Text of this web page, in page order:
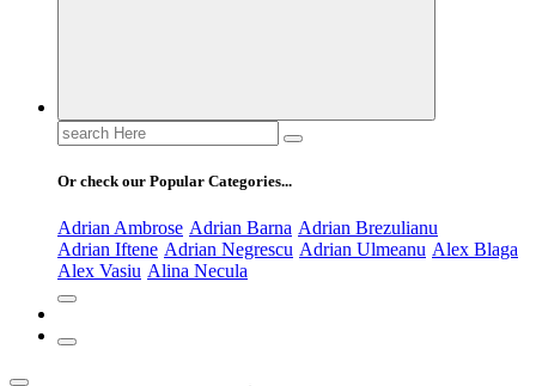
Search
for:
Or check our Popular Categories...
Adrian Ambrose Adrian Barna Adrian Brezulianu
Adrian Iftene Adrian Negrescu Adrian Ulmeanu Alex Blaga
Alex Vasiu Alina Necula